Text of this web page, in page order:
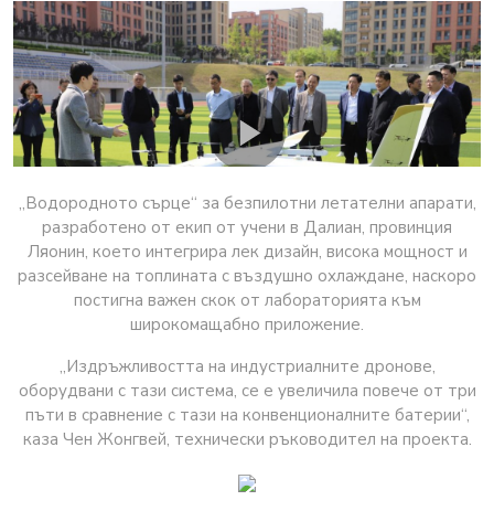
„Водородното сърце“ за безпилотни летателни апарати,
разработено от екип от учени в Далиан, провинция
Ляонин, което интегрира лек дизайн, висока мощност и
разсейване на топлината с въздушно охлаждане, наскоро
постигна важен скок от лабораторията към
широкомащабно приложение.
„Издръжливостта на индустриалните дронове,
оборудвани с тази система, се е увеличила повече от три
пъти в сравнение с тази на конвенционалните батерии“,
каза Чен Жонгвей, технически ръководител на проекта.